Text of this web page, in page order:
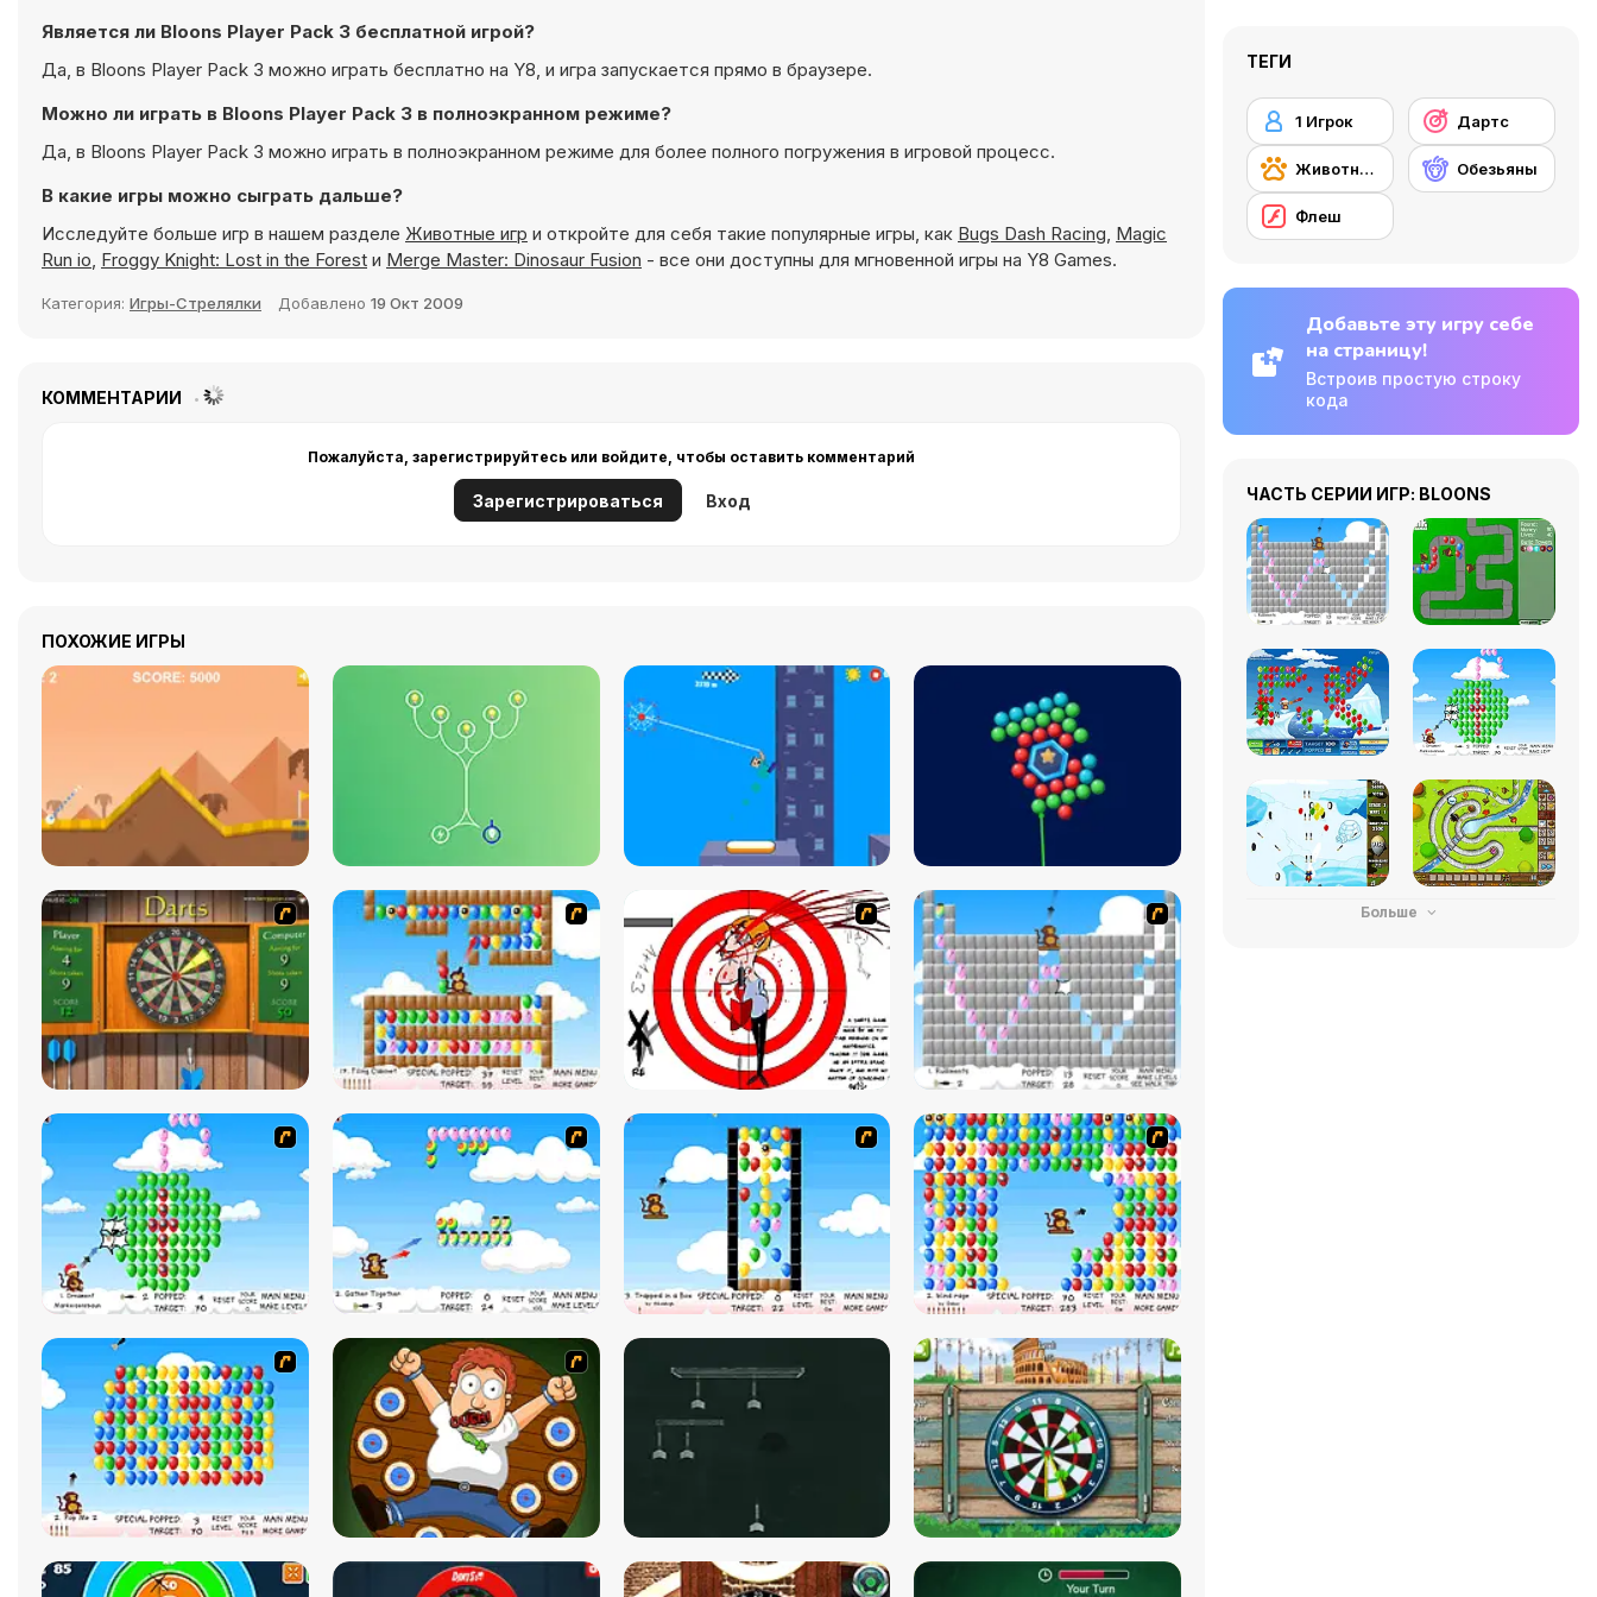
Является ли Bloons Player Pack 3 бесплатной игрой?
Да, в Bloons Player Pack 3 можно играть бесплатно на Y8, и игра запускается прямо в браузере.
Можно ли играть в Bloons Player Pack 3 в полноэкранном режиме?
Да, в Bloons Player Pack 3 можно играть в полноэкранном режиме для более полного погружения в игровой процесс.
В какие игры можно сыграть дальше?
Исследуйте больше игр в нашем разделе Животные игр и откройте для себя такие популярные игры, как Bugs Dash Racing, Magic
Run io, Froggy Knight: Lost in the Forest и Merge Master: Dinosaur Fusion - все они доступны для мгновенной игры на Y8 Games.
Категория: Игры-Стрелялки Добавлено 19 Окт 2009
КОММЕНТАРИИ
Пожалуйста, зарегистрируйтесь или войдите, чтобы оставить комментарий
Зарегистрироваться Вход
ПОХОЖИЕ ИГРЫ
ТЕГИ
1 Игрок Дартс
Животные Обезьяны
Флеш
Добавьте эту игру себе
на страницу!
Встроив простую строку
кода
ЧАСТЬ СЕРИИ ИГР: BLOONS
Больше